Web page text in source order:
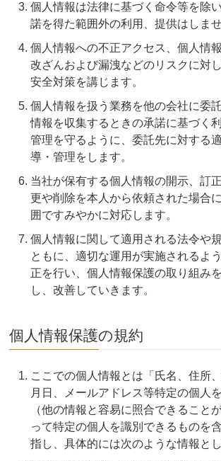
個人情報は法律に基づく命令等を除
諾を得た範囲外の利用、提供はしませ
個人情報への不正アクセス、個人情
改ざんおよび漏洩などのリスクに対
安全対策を講じます。
個人情報を扱う業務を他の会社に委
情報を収集するときの承諾に基づく
管理を守るように、委託先に対する
導・管理をします。
当社が保有する個人情報の開示、訂
更や削除を本人から依頼された場合
囲ですみやかに対応します。
個人情報に関して適用される法令や
ともに、適切な運用が実施されるよ
正を行い、個人情報保護の取り組み
し、改善していきます。
個人情報保護の規約
ここでの個人情報とは「氏名、住所
月日、メールアドレス等特定の個人
（他の情報と容易に照合できること
って特定の個人を識別できるものを
指し、具体的には次のような情報とし